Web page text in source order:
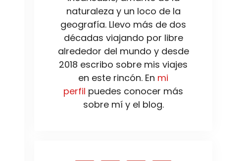
naturaleza y un loco de la
geografía. Llevo más de dos
décadas viajando por libre
alrededor del mundo y desde
2018 escribo sobre mis viajes
en este rincón. En mi
perfil puedes conocer más
sobre mí y el blog.